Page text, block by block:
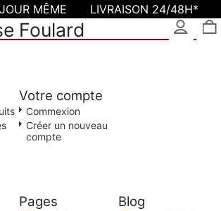
Foulard
Votre compte
Commexion
Créer un nouveau
compte
Pages Blog
MÊME LIVRAISON 24/48H*